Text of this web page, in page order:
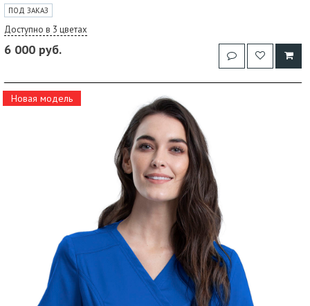
ПОД ЗАКАЗ
Доступно в 3 цветах
6 000 руб.
Новая модель